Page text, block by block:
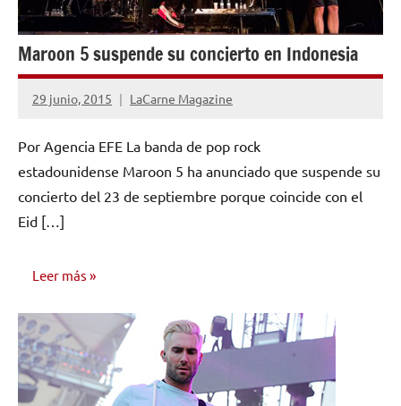
Maroon 5 suspende su concierto en Indonesia
29 junio, 2015 LaCarne Magazine
No
comentarios
Por Agencia EFE La banda de pop rock
estadounidense Maroon 5 ha anunciado que suspende su
concierto del 23 de septiembre porque coincide con el
Eid […]
Leer más
NOTICIAS